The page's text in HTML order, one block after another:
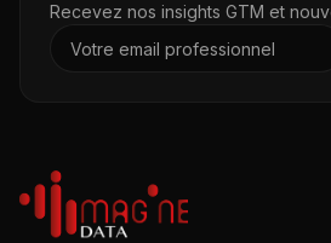
Recevez nos insights GTM et